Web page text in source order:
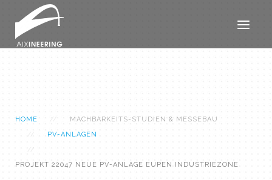
HOME
MACHBARKEITS-STUDIEN & MESSEBAU
PV-ANLAGEN
PROJEKT 22047 NEUE PV-ANLAGE EUPEN INDUSTRIEZONE